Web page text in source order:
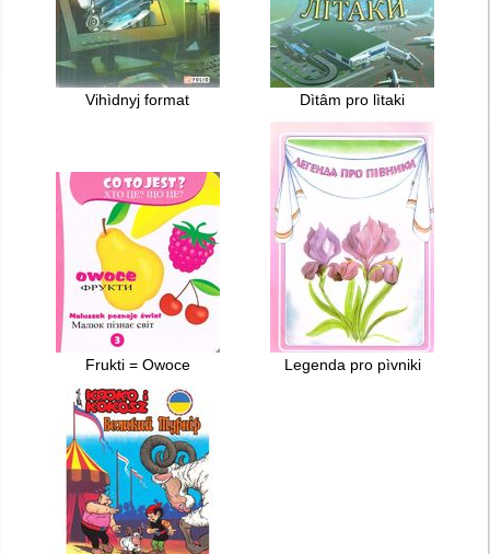
Vihìdnyj format Dìtâm pro lìtaki
Frukti = Owoce Legenda pro pìvniki